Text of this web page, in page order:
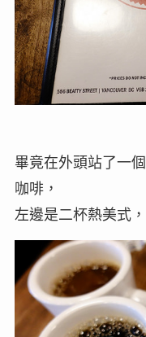
畢竟在外頭站了一
咖啡，
左邊是二杯熱美式